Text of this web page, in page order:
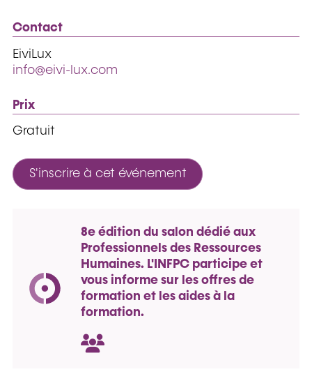
Contact
EiviLux
info@eivi-lux.com
Prix
Gratuit
S'inscrire à cet événement
8e édition du salon dédié aux
Professionnels des Ressources
Humaines. L'INFPC participe et
vous informe sur les offres de
formation et les aides à la
formation.